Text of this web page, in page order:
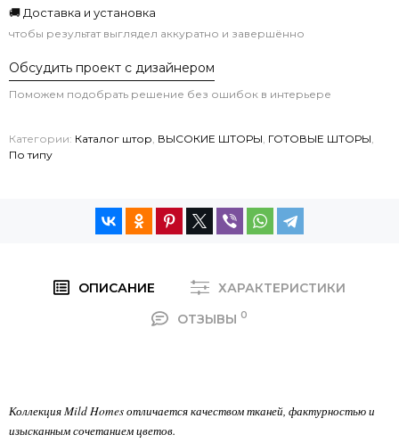
🚚 Доставка и установка
чтобы результат выглядел аккуратно и завершённо
Обсудить проект с дизайнером
Поможем подобрать решение без ошибок в интерьере
Категории: Каталог штор ВЫСОКИЕ ШТОРЫ ГОТОВЫЕ ШТОРЫ
По типу
ОПИСАНИЕ
ХАРАКТЕРИСТИКИ
ОТЗЫВЫ 0
Коллекция Mild Homes отличается качеством тканей, фактурностью и
изысканным сочетанием цветов.